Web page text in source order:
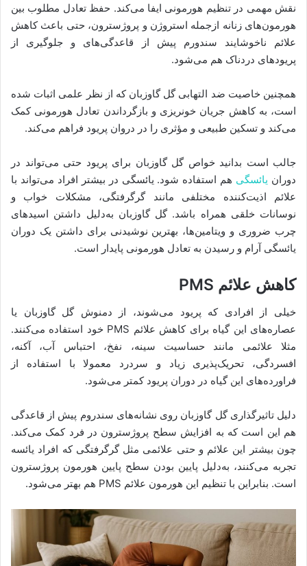
نقش مهمی در تنظیم هورمونی ایفا می‌کند. حفظ تعادل مطلوب بین
هورمون‌های زنانه ازجمله استروژن و پروژسترون، حتی باعث کاهش
علائم ناخوشایند سندورم پیش از قاعدگی‌های و جلوگیری از
پریودهای دردناک هم می‌شود.
همچنین خاصیت ضد التهابی گل گاوزبان که از نظر علمی اثبات شده
است، به کاهش جریان خونریزی و بازگرداندن تعادل هورمونی کمک
می‌کند و تسکین طبیعی و مؤثری را در دروان پریود فراهم می‌کند.
جالب است بدانید خواص گل گاوزبان برای پریود حتی می‌تواند در
دوران یائسگی هم استفاده شود. یائسگی در بیشتر افراد می‌تواند با
علائم اذیت‌کننده‌ مختلفی مانند گرگرفتگی، مشکلات خواب و
نوسانات خلقی همراه باشد. گل گاوزبان به‌دلیل داشتن اسیدهای
چرب ضروری و ویتامین‌ها، بهترین نوشیدنی برای داشتن یک دوران
یائسگی آرام و رسیدن به تعادل هورمونی پایدار است.
کاهش علائم PMS
خیلی از افرادی که پریود می‌شوند، از دمنوش گل گاوزبان یا
عصاره‌های این گیاه برای کاهش علائم PMS خود استفاده می‌کنند.
مثلا علائمی مانند حساسیت سینه، نفخ، احتباس آب، آکنه،
افسردگی، تحریک‌پذیری زیاد و سردرد معمولا با استفاده از
فراورده‌های این گیاه در دوران پریود کمتر می‌شود.
دلیل تاثیرگذاری گل گاوزبان روی نشانه‌های سندروم پیش از قاعدگی
هم این است که به افزایش سطح پروژسترون در فرد کمک می‌کند.
چون بیشتر این علائم و حتی علائمی مثل گرگرفتگی که افراد یائسه
تجربه می‌‌کنند، به‌دلیل پایین بودن سطح پایین هورمون پروژسترون
است. بنابراین با تنظیم این هورمون علائم PMS هم بهتر می‌شود.